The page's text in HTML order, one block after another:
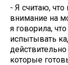
- Я считаю, что
внимание на
я говорила,
испытывать
которые